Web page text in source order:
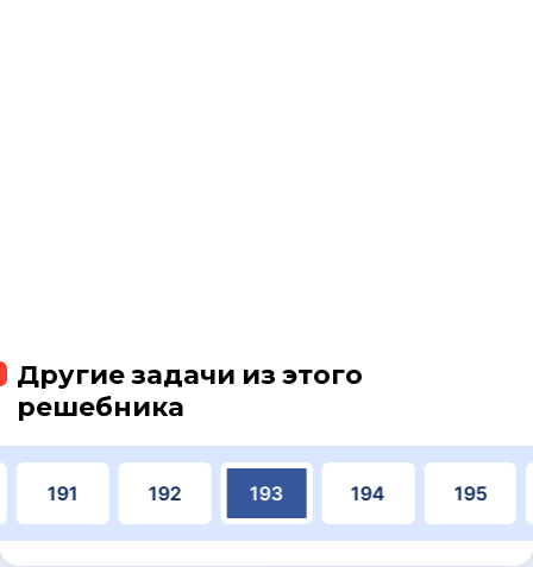
Другие задачи из этого
решебника
191 192 193 194 195